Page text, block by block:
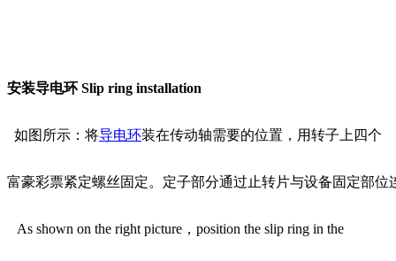
安装导电环 Slip ring installation
如图所示：将导电环装在传动轴需要的位置，用转子上四个
富豪彩票紧定螺丝固定。定子部分通过止转片与设备固定部位
As shown on the right picture，position the slip ring in the